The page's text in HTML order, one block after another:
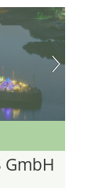
GmbH